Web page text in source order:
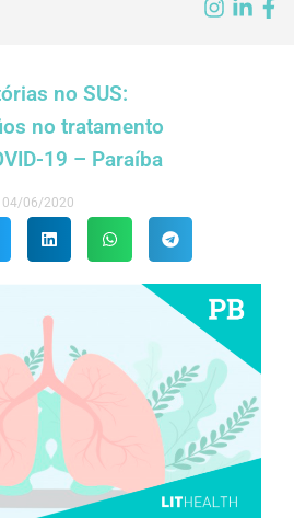
no SUS:
no tratamento
19 – Paraíba
04/06/2020